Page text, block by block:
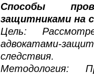
Способы
защитниками на
Цель:
адвокатами-
следствия.
Методология: